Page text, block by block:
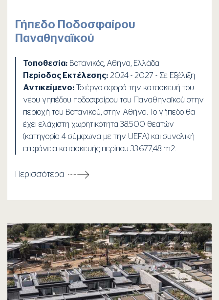
Γήπεδο Ποδοσφαίρου
Παναθηναϊκού
Τοποθεσία: Βοτανικός, Αθήνα, Ελλάδα
Περίοδος Εκτέλεσης: 2024 - 2027 - Σε Εξέλιξη
Αντικείμενο: Το έργο αφορά την κατασκευή του
νέου γηπέδου ποδοσφαίρου του Παναθηναϊκού στην
περιοχή του Βοτανικού, στην Αθήνα. Το γήπεδο θα
έχει ελάχιστη χωρητικότητα 38.500 θεατών
(κατηγορία 4 σύμφωνα με την UEFA) και συνολική
επιφάνεια κατασκευής περίπου 33.677,48 m2.
Περισσότερα